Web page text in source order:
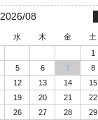
2026/08
水 木 金
土
1
5 6 7
8
12 13 14
15
19 20 21
22
26 27 28
29